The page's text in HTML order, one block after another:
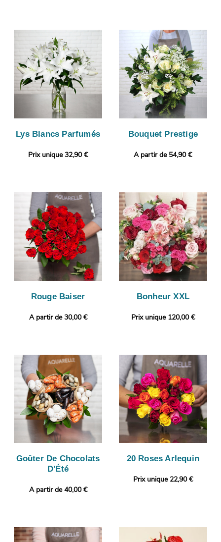
Lys Blancs Parfumés
Prix unique 32,90 €
Bouquet Prestige
A partir de 54,90 €
Rouge Baiser
A partir de 30,00 €
Bonheur XXL
Prix unique 120,00 €
Goûter De Chocolats
D'Été
A partir de 40,00 €
20 Roses Arlequin
Prix unique 22,90 €